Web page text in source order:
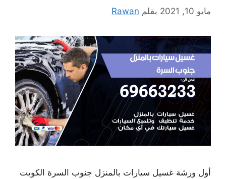
مايو 10, 2021 بقلم Rawan
أول ورشة غسيل سيارات بالمنزل جنوب السرة الكويت